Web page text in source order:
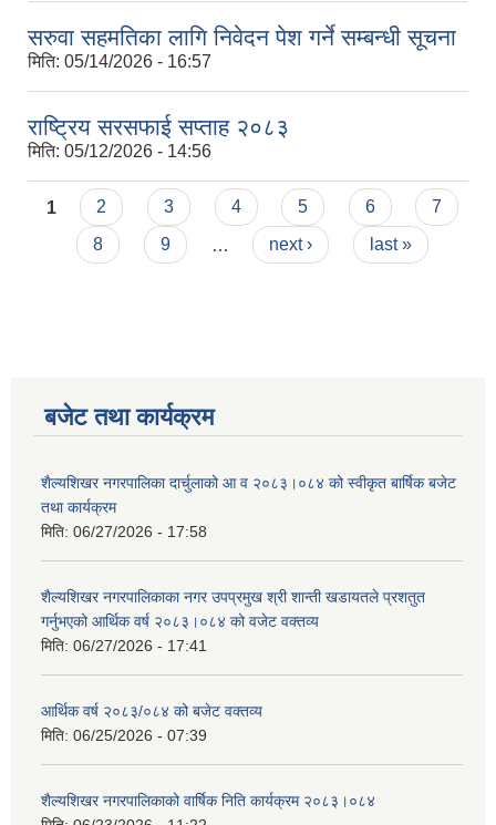
सरुवा सहमतिका लागि निवेदन पेश गर्ने सम्बन्धी सूचना
मिति: 05/14/2026 - 16:57
राष्ट्रिय सरसफाई सप्ताह २०८३
मिति: 05/12/2026 - 14:56
Pages
1 2 3 4 5 6
7
8
9 next › last »
बजेट तथा कार्यक्रम
शैल्यशिखर नगरपालिका दार्चुलाको आ व २०८३।०८४ को स्वीकृत बार्षिक बजेट
तथा कार्यक्रम
मिति: 06/27/2026 - 17:58
शैल्यशिखर नगरपालिकाका नगर उपप्रमुख श्री शान्ती खडायतले प्रशतुत
गर्नुभएको आर्थिक वर्ष २०८३।०८४ को वजेट वक्तव्य
मिति: 06/27/2026 - 17:41
आर्थिक वर्ष २०८३/०८४ को बजेट वक्तव्य
मिति: 06/25/2026 - 07:39
शैल्यशिखर नगरपालिकाको वार्षिक निति कार्यक्रम २०८३।०८४